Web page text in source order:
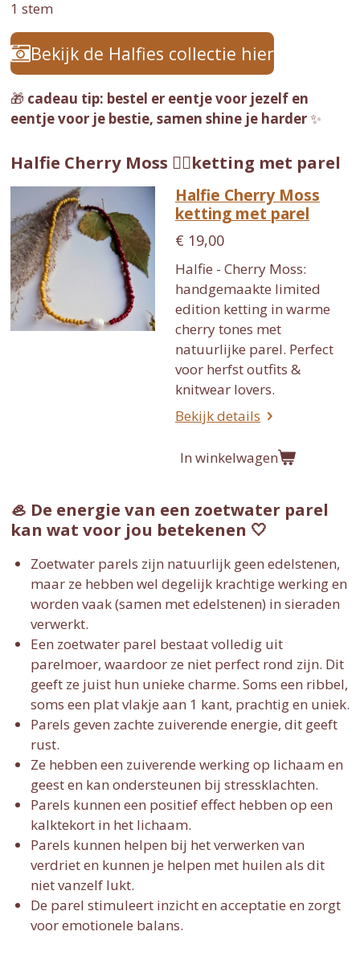
t
i
n
g
:
5
t
r
e
n
t
e
r
t
e
r
r
e
n
t
e
r
r
e
n
t
e
r
r
e
n
t
e
r
r
e
n
m
m
1 stem
Bekijk de Halfies collectie hier
🎁 cadeau tip: bestel er eentje voor jezelf en
eentje voor je bestie, samen shine je harder ✨
Halfie Cherry Moss 👇🏽ketting met parel
Halfie Cherry Moss
ketting met parel
€ 19,00
Halfie - Cherry Moss:
handgemaakte limited
edition ketting in warme
cherry tones met
natuurlijke parel. Perfect
voor herfst outfits &
knitwear lovers.
Bekijk details
In winkelwagen
🦪 De energie van een zoetwater parel
kan wat voor jou betekenen 🤍
Zoetwater parels zijn natuurlijk geen edelstenen,
maar ze hebben wel degelijk krachtige werking en
worden vaak (samen met edelstenen) in sieraden
verwerkt.
Een zoetwater parel bestaat volledig uit
parelmoer, waardoor ze niet perfect rond zijn. Dit
geeft ze juist hun unieke charme. Soms een ribbel,
soms een plat vlakje aan 1 kant, prachtig en uniek.
Parels geven zachte zuiverende energie, dit geeft
rust.
Ze hebben een zuiverende werking op lichaam en
geest en kan ondersteunen bij stressklachten.
Parels kunnen een positief effect hebben op een
kalktekort in het lichaam.
Parels kunnen helpen bij het verwerken van
verdriet en kunnen je helpen met huilen als dit
niet vanzelf lukt.
De parel stimuleert inzicht en acceptatie en zorgt
voor emotionele balans.